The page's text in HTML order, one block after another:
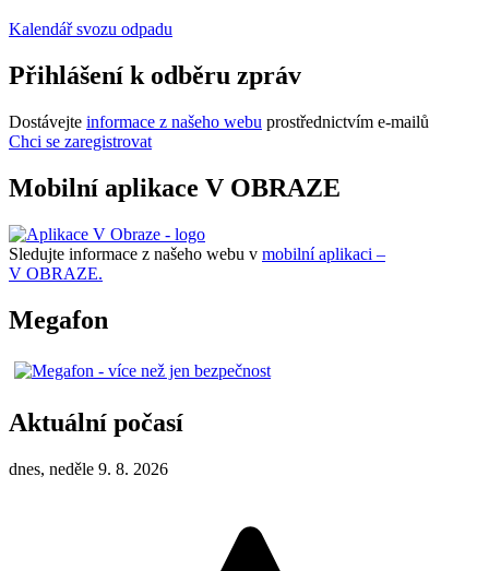
Kalendář svozu odpadu
Přihlášení k odběru zpráv
Dostávejte informace z našeho webu prostřednictvím e-mailů
Chci se zaregistrovat
Mobilní aplikace V OBRAZE
Sledujte informace z našeho webu v mobilní aplikaci –
V OBRAZE.
Megafon
Aktuální počasí
dnes, neděle 9. 8. 2026